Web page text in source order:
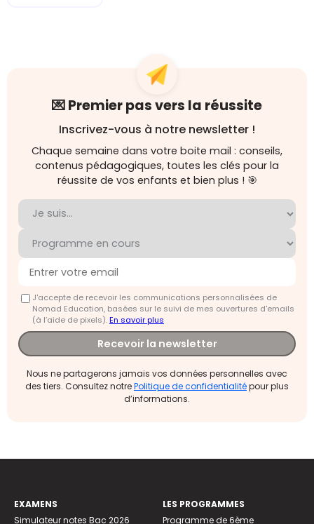
💌 Premier pas vers la réussite
Inscrivez-vous à notre newsletter !
Chaque semaine dans votre boite mail : conseils,
contenus pédagogiques, toutes les clés pour la
réussite de vos enfants et bien plus ! 🎯
J'accepte de recevoir les communications personnalisées de
Nomad Education, basées sur le suivi de mes ouvertures d'emails
(à l’aide de pixels).En savoir plus
Recevoir la newsletter
Nous ne partagerons jamais vos données personnelles avec
des tiers. Consultez notrePolitique de confidentialitépour plus
d’informations.
EXAMENS
Simulateur notes Bac 2026
LES PROGRAMMES
Programme de 6ème